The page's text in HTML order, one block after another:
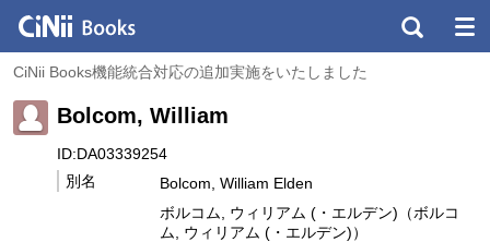
CiNii Books機能統合対応の追加実施をいたしました
Bolcom, William
ID:DA03339254
別名
Bolcom, William Elden
ボルコム, ウィリアム (・エルデン)（ボルコ
ム, ウィリアム (・エルデン)）